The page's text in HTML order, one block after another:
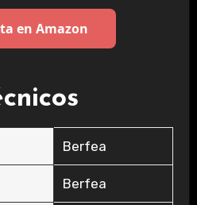
en Amazon
‎Berfea
‎Berfea